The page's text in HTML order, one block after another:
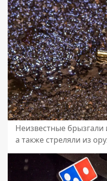
Неизвестные брызгали
а также стреляли из